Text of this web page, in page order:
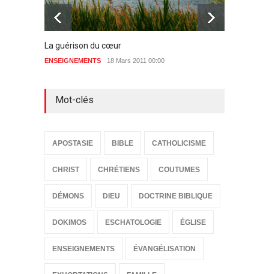
La guérison du cœur
ENSEIGNEMENTS 18 Mars 2011 00:00
Mot-clés
APOSTASIE BIBLE CATHOLICISME
CHRIST CHRÉTIENS COUTUMES
DÉMONS DIEU DOCTRINE BIBLIQUE
DOKIMOS ESCHATOLOGIE ÉGLISE
ENSEIGNEMENTS ÉVANGÉLISATION